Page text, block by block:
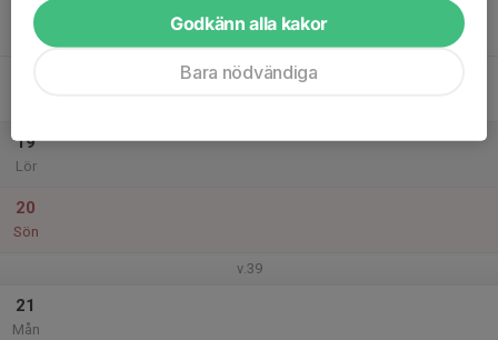
17
Tor
19
Lör
20
Sön
v.39
21
Mån
Godkänn alla kakor
Bara nödvändiga